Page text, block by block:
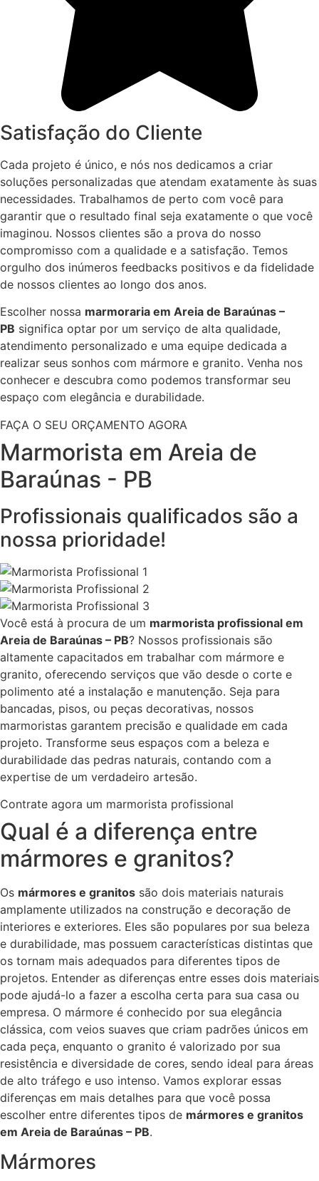
Satisfação do Cliente
Cada projeto é único, e nós nos dedicamos a criar
soluções personalizadas que atendam exatamente às suas
necessidades. Trabalhamos de perto com você para
garantir que o resultado final seja exatamente o que você
imaginou. Nossos clientes são a prova do nosso
compromisso com a qualidade e a satisfação. Temos
orgulho dos inúmeros feedbacks positivos e da fidelidade
de nossos clientes ao longo dos anos.
Escolher nossa marmoraria em Areia de Baraúnas –
PB significa optar por um serviço de alta qualidade,
atendimento personalizado e uma equipe dedicada a
realizar seus sonhos com mármore e granito. Venha nos
conhecer e descubra como podemos transformar seu
espaço com elegância e durabilidade.
FAÇA O SEU ORÇAMENTO AGORA
Marmorista em Areia de
Baraúnas - PB
Profissionais qualificados são a
nossa prioridade!
Você está à procura de um marmorista profissional em
Areia de Baraúnas – PB? Nossos profissionais são
altamente capacitados em trabalhar com mármore e
granito, oferecendo serviços que vão desde o corte e
polimento até a instalação e manutenção. Seja para
bancadas, pisos, ou peças decorativas, nossos
marmoristas garantem precisão e qualidade em cada
projeto. Transforme seus espaços com a beleza e
durabilidade das pedras naturais, contando com a
expertise de um verdadeiro artesão.
Contrate agora um marmorista profissional
Qual é a diferença entre
mármores e granitos?
Os mármores e granitos são dois materiais naturais
amplamente utilizados na construção e decoração de
interiores e exteriores. Eles são populares por sua beleza
e durabilidade, mas possuem características distintas que
os tornam mais adequados para diferentes tipos de
projetos. Entender as diferenças entre esses dois materiais
pode ajudá-lo a fazer a escolha certa para sua casa ou
empresa. O mármore é conhecido por sua elegância
clássica, com veios suaves que criam padrões únicos em
cada peça, enquanto o granito é valorizado por sua
resistência e diversidade de cores, sendo ideal para áreas
de alto tráfego e uso intenso. Vamos explorar essas
diferenças em mais detalhes para que você possa
escolher entre diferentes tipos de mármores e granitos
em Areia de Baraúnas – PB.
Mármores